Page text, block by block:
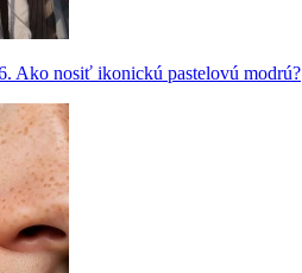
Ako nosiť ikonickú pastelovú modrú?